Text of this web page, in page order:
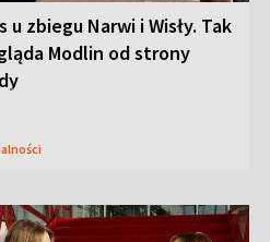
u zbiegu Narwi i Wisły. Tak
Modlin od strony